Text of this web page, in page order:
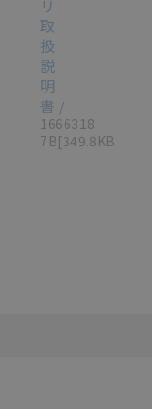
リ
取
扱
説
明
書 /
1666318-
7B[349.8KB]